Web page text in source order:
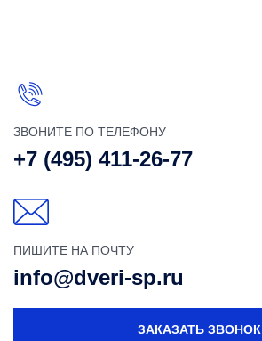
ЗВОНИТЕ ПО ТЕЛЕФОНУ
+7 (495) 411-26-77
ПИШИТЕ НА ПОЧТУ
info@dveri-sp.ru
ЗАКАЗАТЬ ЗВОНОК